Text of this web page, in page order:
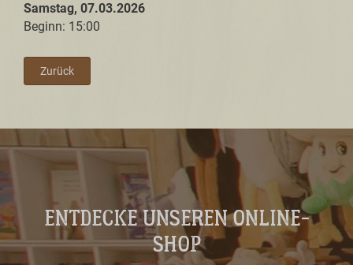
Samstag, 07.03.2026
Beginn: 15:00
Zurück
ENTDECKE UNSEREN ONLINE-
SHOP